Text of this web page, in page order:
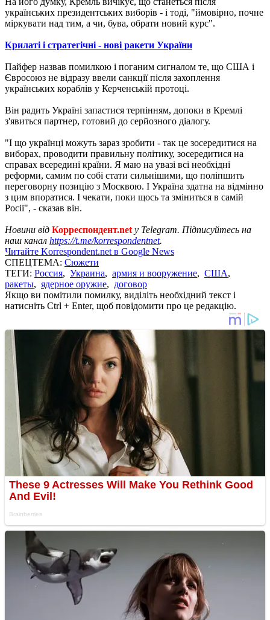
українських президентських виборів - і тоді, "ймовірно, почне
міркувати над тим, а чи, бува, обрати новий курс".
Крилаті і стратегічні - нові ракети України
Пайфер назвав помилкою і поганим сигналом те, що США і
Євросоюз не відразу ввели санкції після захоплення
українських кораблів у Керченській протоці.
Він радить Україні запастися терпінням, допоки в Кремлі
з'явиться партнер, готовий до серйозного діалогу.
"І що українці можуть зараз зробити - так це зосередитися на
виборах, проводити правильну політику, зосередитися на
справах всередині країни. Я маю на увазі всі необхідні
реформи, самим по собі стати сильнішими, що поліпшить
переговорну позицію з Москвою. І Україна здатна на відмінно
з цим впоратися. І чекати, поки щось та зміниться в самій
Росії", - сказав він.
Новини від Корреспондент.net у Telegram. Підписуйтесь на
наш канал https://t.me/korrespondentnet.
Читайте Korrespondent.net в Google News
СПЕЦТЕМА: Сюжети
ТЕГИ: Россия, Украина, армия и вооружение, США,
ракеты, ядерное оружие, договор
Якщо ви помітили помилку, виділіть необхідний текст і
натисніть Ctrl + Enter, щоб повідомити про це редакцію.